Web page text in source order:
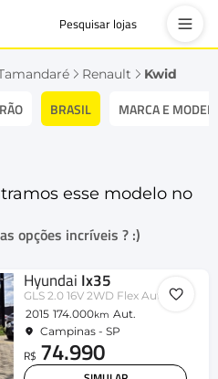
Pesquisar lojas
Renault Kwid
BRASIL MARCA E
esse modelo no
opções incríveis ? :)
Hyundai Ix35
GLS 2.0 16V 2WD Flex Aut.
2015 174.000km Aut.
Campinas - SP
R$ 74.990